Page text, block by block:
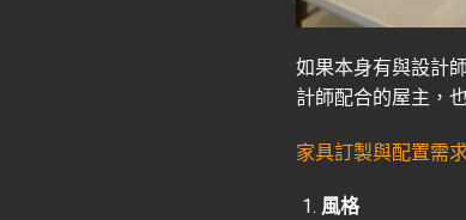
如果本身有與設計
計師配合的屋主，
家具訂製與配置需
風格